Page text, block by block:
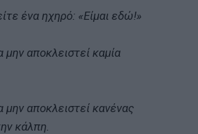
ένα ηχηρό: «Είμαι εδώ!»
μην αποκλειστεί καμία
μην αποκλειστεί κανένας
κάλπη.